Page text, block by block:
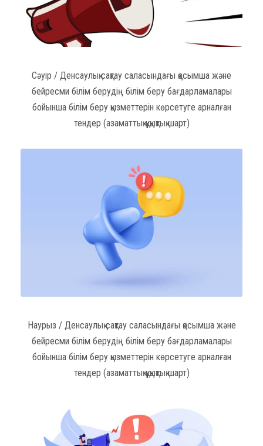
Сәуір / Денсаулық сақтау саласындағы қосымша және
бейресми білім берудің білім беру бағдарламалары
бойынша білім беру қызметтерін көрсетуге арналған
тендер (азаматтық-құқықтық шарт)
Наурыз / Денсаулық сақтау саласындағы қосымша және
бейресми білім берудің білім беру бағдарламалары
бойынша білім беру қызметтерін көрсетуге арналған
тендер (азаматтық-құқықтық шарт)